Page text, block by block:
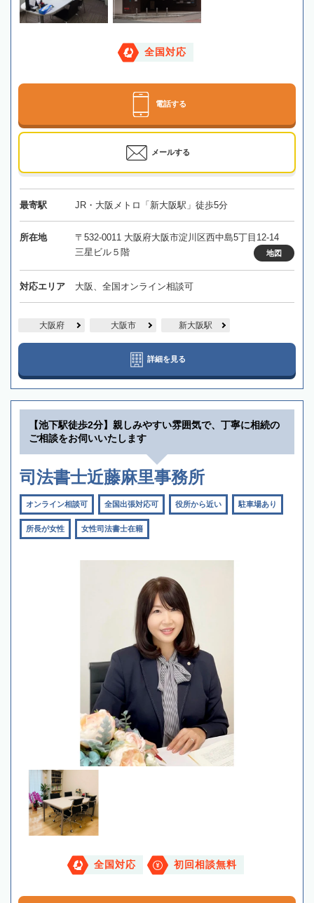
全国対応
電話する
メールする
最寄駅 JR・大阪メトロ「新大阪駅」徒歩5分
所在地
〒532-0011 大阪府大阪市淀川区西中島5丁目12-14
三星ビル５階
地図
対応エリア 大阪、全国オンライン相談可
大阪府 大阪市 新大阪駅
詳細を見る
【池下駅徒歩2分】親しみやすい雰囲気で、丁寧に相続の
ご相談をお伺いいたします
司法書士近藤麻里事務所
オンライン相談可 全国出張対応可 役所から近い 駐車場あり
所長が女性 女性司法書士在籍
全国対応 初回相談無料